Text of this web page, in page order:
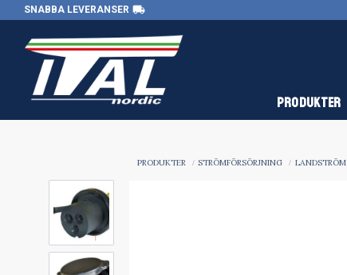
SNABBA LEVERANSER local_shipping
PRODUKTER
PRODUKTER STRÖMFÖRSÖRJNING LANDSTRÖM